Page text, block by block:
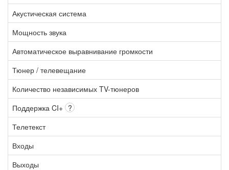
Акустическая система
Мощность звука
Автоматическое выравнивание громкости
Тюнер / телевещание
Количество независимых TV-тюнеров
Поддержка CI+ ?
Телетекст
Входы
Выходы